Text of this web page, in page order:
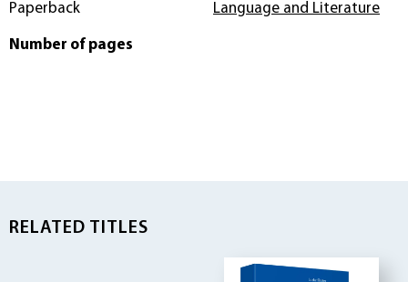
Paperback
Number of pages
Language and Literature
RELATED TITLES